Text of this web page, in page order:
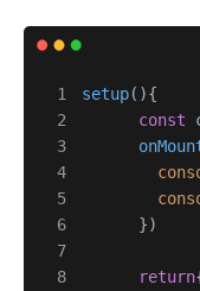
setup( ){
const
      })
return